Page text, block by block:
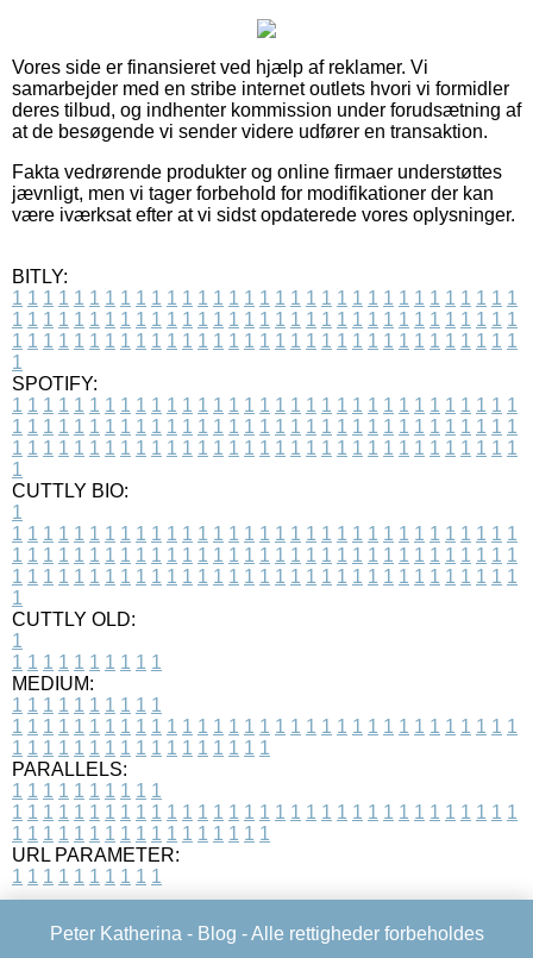
Vores side er finansieret ved hjælp af reklamer. Vi
samarbejder med en stribe internet outlets hvori vi formidler
deres tilbud, og indhenter kommission under forudsætning af
at de besøgende vi sender videre udfører en transaktion.
Fakta vedrørende produkter og online firmaer understøttes
jævnligt, men vi tager forbehold for modifikationer der kan
være iværksat efter at vi sidst opdaterede vores oplysninger.
BITLY:
1 1 1 1 1 1 1 1 1 1 1 1 1 1 1 1 1 1 1 1 1 1 1 1 1 1 1 1 1 1 1 1 1
1 1 1 1 1 1 1 1 1 1 1 1 1 1 1 1 1 1 1 1 1 1 1 1 1 1 1 1 1 1 1 1 1
1 1 1 1 1 1 1 1 1 1 1 1 1 1 1 1 1 1 1 1 1 1 1 1 1 1 1 1 1 1 1 1 1
1
SPOTIFY:
1 1 1 1 1 1 1 1 1 1 1 1 1 1 1 1 1 1 1 1 1 1 1 1 1 1 1 1 1 1 1 1 1
1 1 1 1 1 1 1 1 1 1 1 1 1 1 1 1 1 1 1 1 1 1 1 1 1 1 1 1 1 1 1 1 1
1 1 1 1 1 1 1 1 1 1 1 1 1 1 1 1 1 1 1 1 1 1 1 1 1 1 1 1 1 1 1 1 1
1
CUTTLY BIO:
1
1 1 1 1 1 1 1 1 1 1 1 1 1 1 1 1 1 1 1 1 1 1 1 1 1 1 1 1 1 1 1 1 1
1 1 1 1 1 1 1 1 1 1 1 1 1 1 1 1 1 1 1 1 1 1 1 1 1 1 1 1 1 1 1 1 1
1 1 1 1 1 1 1 1 1 1 1 1 1 1 1 1 1 1 1 1 1 1 1 1 1 1 1 1 1 1 1 1 1
1
CUTTLY OLD:
1
1 1 1 1 1 1 1 1 1 1
MEDIUM:
1 1 1 1 1 1 1 1 1 1
1 1 1 1 1 1 1 1 1 1 1 1 1 1 1 1 1 1 1 1 1 1 1 1 1 1 1 1 1 1 1 1 1
1 1 1 1 1 1 1 1 1 1 1 1 1 1 1 1 1
PARALLELS:
1 1 1 1 1 1 1 1 1 1
1 1 1 1 1 1 1 1 1 1 1 1 1 1 1 1 1 1 1 1 1 1 1 1 1 1 1 1 1 1 1 1 1
1 1 1 1 1 1 1 1 1 1 1 1 1 1 1 1 1
URL PARAMETER:
1 1 1 1 1 1 1 1 1 1
Peter Katherina - Blog - Alle rettigheder forbeholdes